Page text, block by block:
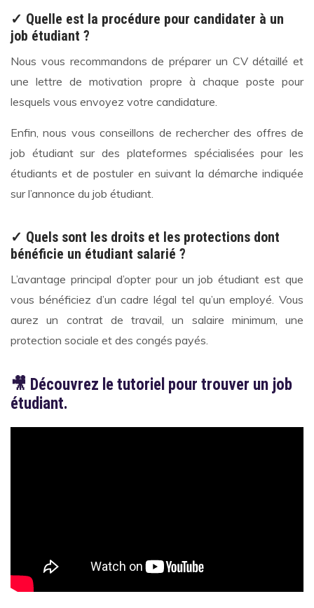
✓ Quelle est la procédure pour candidater à un
job étudiant ?
Nous vous recommandons de préparer un CV détaillé et
une lettre de motivation propre à chaque poste pour
lesquels vous envoyez votre candidature.
Enfin, nous vous conseillons de rechercher des offres de
job étudiant sur des plateformes spécialisées pour les
étudiants et de postuler en suivant la démarche indiquée
sur l’annonce du job étudiant.
✓ Quels sont les droits et les protections dont
bénéficie un étudiant salarié ?
L’avantage principal d’opter pour un job étudiant est que
vous bénéficiez d’un cadre légal tel qu’un employé. Vous
aurez un contrat de travail, un salaire minimum, une
protection sociale et des congés payés.
🎥 Découvrez le tutoriel pour trouver un job
étudiant.